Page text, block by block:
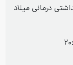
درمانی میلاد